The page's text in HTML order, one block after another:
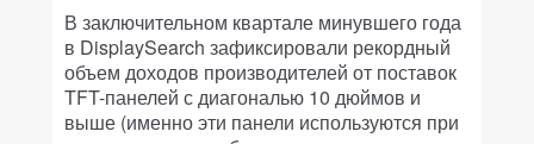
В заключительном квартале минувшего года
в DisplaySearch зафиксировали рекордный
объем доходов производителей от поставок
TFT-панелей с диагональю 10 дюймов и
выше (именно эти панели используются при